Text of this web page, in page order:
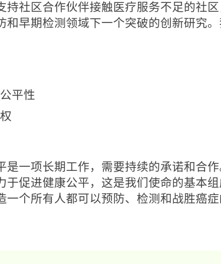
持社区合作伙伴接触医疗服务不足的社
和早期检测领域下一个突破的创新研究。
平性
是一项长期工作，需要持续的承诺和合
于促进健康公平，这是我们使命的基本
一个所有人都可以预防、检测和战胜癌症